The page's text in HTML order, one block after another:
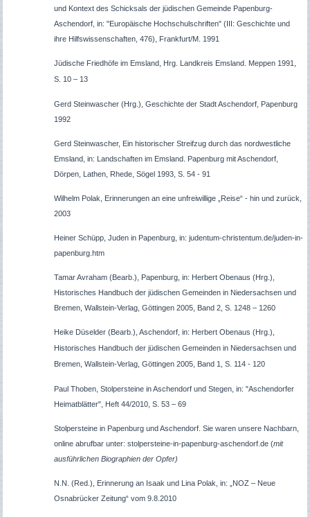
und Kontext des Schicksals der jüdischen Gemeinde Papenburg-
Aschendorf, in: "Europäische Hochschulschriften" (III: Geschichte und
ihre Hilfswissenschaften, 476), Frankfurt/M. 1991
Jüdische Friedhöfe im Emsland, Hrg. Landkreis Emsland. Meppen 1991,
S. 10 – 13
Gerd Steinwascher (Hrg.), Geschichte der Stadt Aschendorf, Papenburg
1992
Gerd Steinwascher, Ein historischer Streifzug durch das nordwestliche
Emsland, in: Landschaften im Emsland. Papenburg mit Aschendorf,
Dörpen, Lathen, Rhede, Sögel 1993, S. 54 - 91
Wilhelm Polak, Erinnerungen an eine unfreiwillige „Reise“ - hin und zurück,
2003
Heiner Schüpp, Juden in Papenburg, in: judentum-christentum.de/juden-in-
papenburg.htm
Tamar Avraham (Bearb.), Papenburg, in: Herbert Obenaus (Hrg.),
Historisches Handbuch der jüdischen Gemeinden in Niedersachsen und
Bremen, Wallstein-Verlag, Göttingen 2005, Band 2, S. 1248 – 1260
Heike Düselder (Bearb.), Aschendorf, in: Herbert Obenaus (Hrg.),
Historisches Handbuch der jüdischen Gemeinden in Niedersachsen und
Bremen, Wallstein-Verlag, Göttingen 2005, Band 1, S. 114 - 120
Paul Thoben, Stolpersteine in Aschendorf und Stegen, in: "Aschendorfer
Heimatblätter", Heft 44/2010, S. 53 – 69
Stolpersteine in Papenburg und Aschendorf. Sie waren unsere Nachbarn,
online abrufbar unter: stolpersteine-in-papenburg-aschendorf.de (mit
ausführlichen Biographien der Opfer)
N.N. (Red.), Erinnerung an Isaak und Lina Polak, in: „NOZ – Neue
Osnabrücker Zeitung“ vom 9.8.2010